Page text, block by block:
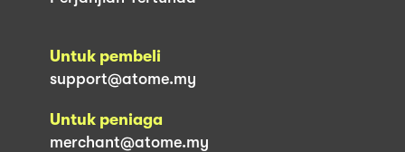
Untuk pembeli
support@atome.my
Untuk peniaga
merchant@atome.my